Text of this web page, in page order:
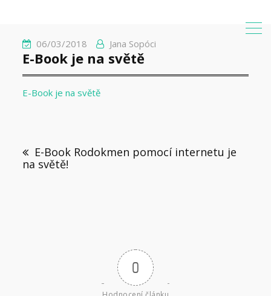
06/03/2018 Jana Sopóci
E-Book je na světě
E-Book je na světě
E-Book Rodokmen pomocí internetu je
na světě!
0